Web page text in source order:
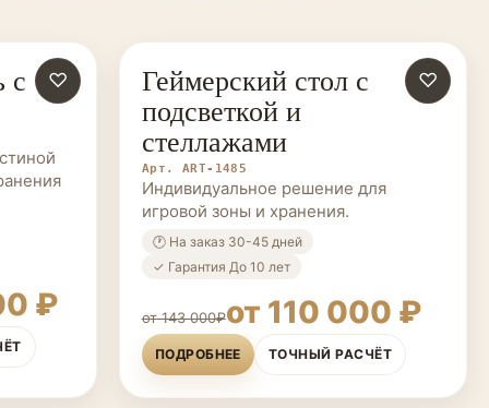
♡
с
₽
МЕБЕЛЬ НА ЗАКАЗ ♡
Геймерский стол с
подсветкой и
стеллажами
Арт. ART-1485
Индивидуальное решение для
игровой зоны и хранения.
🕐 На заказ 30-45 дней
✓ Гарантия До 10 лет
от 143 000₽от 110 000 ₽
ПОДРОБНЕЕ ТОЧНЫЙ РАСЧЁТ